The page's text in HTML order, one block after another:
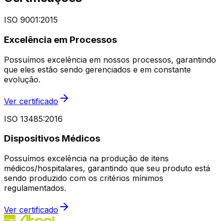
ISO 9001:2015
Excelência em Processos
Possuímos excelência em nossos processos, garantindo
que eles estão sendo gerenciados e em constante
evolução.
Ver certificado
ISO 13485:2016
Dispositivos Médicos
Possuímos excelência na produção de itens
médicos/hospitalares, garantindo que seu produto está
sendo produzido com os critérios mínimos
regulamentados.
Ver certificado